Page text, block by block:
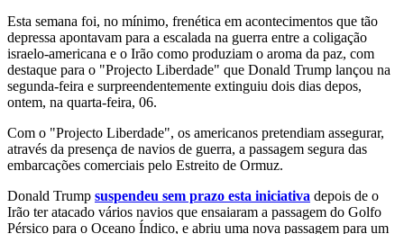
Esta semana foi, no mínimo, frenética em acontecimentos que tão
depressa apontavam para a escalada na guerra entre a coligação
israelo-americana e o Irão como produziam o aroma da paz, com
destaque para o "Projecto Liberdade" que Donald Trump lançou na
segunda-feira e surpreendentemente extinguiu dois dias depos,
ontem, na quarta-feira, 06.
Com o "Projecto Liberdade", os americanos pretendiam assegurar,
através da presença de navios de guerra, a passagem segura das
embarcações comerciais pelo Estreito de Ormuz.
Donald Trump suspendeu sem prazo esta iniciativa depois de o
Irão ter atacado vários navios que ensaiaram a passagem do Golfo
Pérsico para o Oceano Índico, e abriu uma nova passagem para um